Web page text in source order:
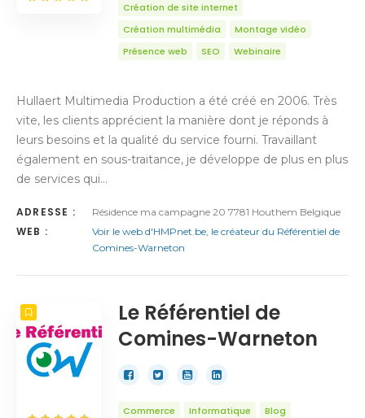
Création de site internet
Création multimédia
Montage vidéo
Présence web
SEO Webinaire
Hullaert Multimedia Production a été créé en 2006. Très
vite, les clients apprécient la manière dont je réponds à
leurs besoins et la qualité du service fourni. Travaillant
également en sous-traitance, je développe de plus en plus
de services qui…
ADRESSE : Résidence ma campagne 20 7781 Houthem Belgique
WEB :
Voir le web d'HMPnet.be, le créateur du Référentiel de
Comines-Warneton
Le Référentiel de
Comines-Warneton
Commerce Informatique
Blog